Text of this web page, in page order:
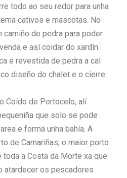
todo ao seu redor para unha
cativos e mascotas. No
camiño de pedra para poder
e así coidar do xardín.
e revestida de pedra a cal
diseño do chalet e o cierre
Coído de Portocelo, alí
que solo se pode
e forma unha bahía. A
de Camariñas, o maior porto
a Costa da Morte xa que
atardecer os pescadores